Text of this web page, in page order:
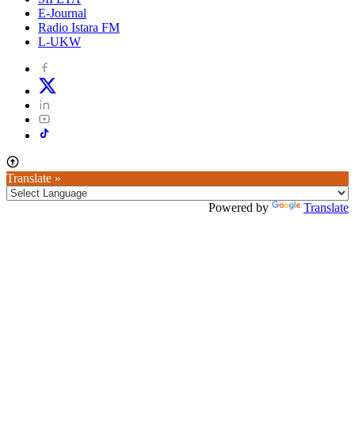
E-Journal
Radio Istara FM
L-UKW
Translate »
Powered by Translate